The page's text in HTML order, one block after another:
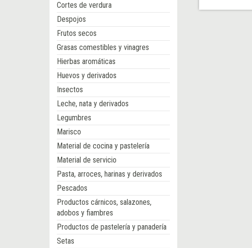
Cortes de verdura
Despojos
Frutos secos
Grasas comestibles y vinagres
Hierbas aromáticas
Huevos y derivados
Insectos
Leche, nata y derivados
Legumbres
Marisco
Material de cocina y pastelería
Material de servicio
Pasta, arroces, harinas y derivados
Pescados
Productos cárnicos, salazones,
adobos y fiambres
Productos de pastelería y panadería
Setas